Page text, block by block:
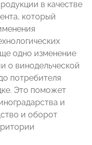
в качестве
который
одно изменение
о винодельческой
потребителя
Это поможет
и
и оборот